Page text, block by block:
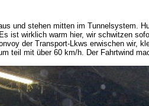
und stehen mitten im Tunnelsystem.
ist wirklich warm hier, wir schwitzen
der Transport-Lkws erwischen wir,
teil mit über 60 km/h. Der Fahrtwind